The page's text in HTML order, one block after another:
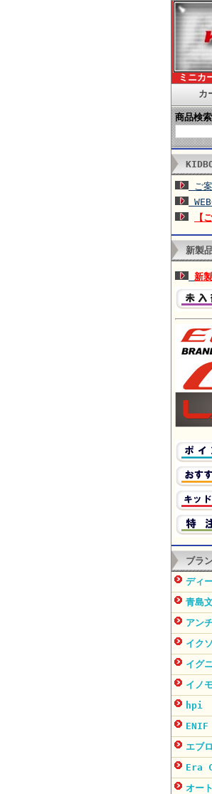
ミニカ
カ
商品検索
ご
【
新製
新
ブラ
ディ
青島
アン
イクソ
イグ
イノ
hpi
ENIF
エブロ
Era
オー